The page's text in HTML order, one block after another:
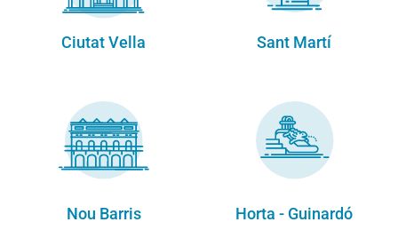
Ciutat Vella Sant Martí
Nou Barris Horta - Guinardó